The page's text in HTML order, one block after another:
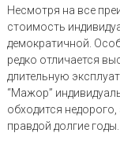
Несмотря на все
стоимость
демократичной.
редко отличается
длительную
“Мажор”
обходится
правдой долгие годы.